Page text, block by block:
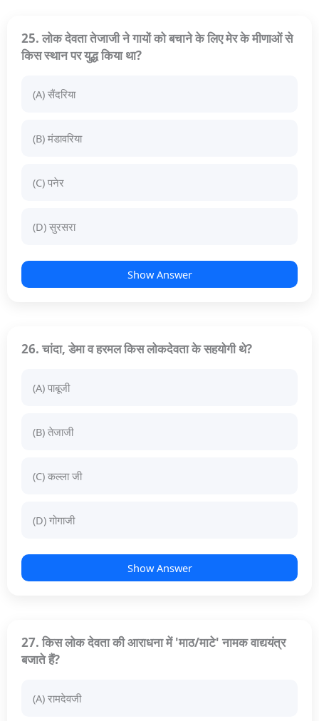
25. लोक देवता तेजाजी ने गायों को बचाने के लिए मेर के मीणाओं से
किस स्थान पर युद्ध किया था?
(A) सैंदरिया
(B) मंडावरिया
(C) पनेर
(D) सुरसरा
Show Answer
26. चांदा, डेमा व हरमल किस लोकदेवता के सहयोगी थे?
(A) पाबूजी
(B) तेजाजी
(C) कल्ला जी
(D) गोगाजी
Show Answer
27. किस लोक देवता की आराधना में 'माठ/माटे' नामक वाद्ययंत्र
बजाते हैं?
(A) रामदेवजी